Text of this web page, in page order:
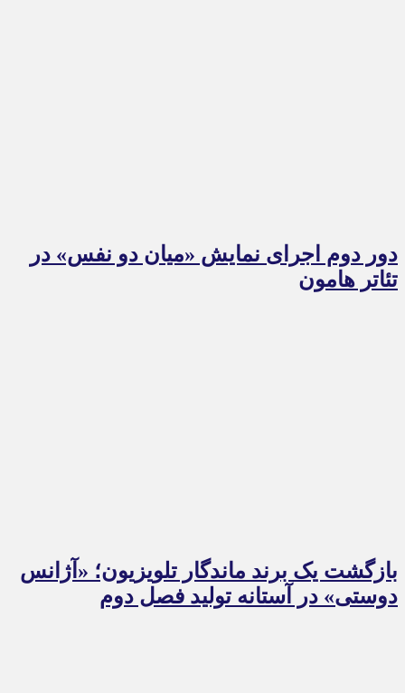
دور دوم اجرای نمایش «میان دو نفس» در
تئاتر هامون
بازگشت یک برند ماندگار تلویزیون؛ «آژانس
دوستی» در آستانه تولید فصل دوم